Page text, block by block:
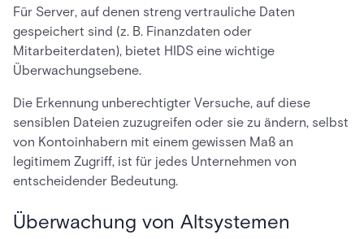
Für Server, auf denen streng vertrauliche Daten
gespeichert sind (z. B. Finanzdaten oder
Mitarbeiterdaten), bietet HIDS eine wichtige
Überwachungsebene.
Die Erkennung unberechtigter Versuche, auf diese
sensiblen Dateien zuzugreifen oder sie zu ändern, selbst
von Kontoinhabern mit einem gewissen Maß an
legitimem Zugriff, ist für jedes Unternehmen von
entscheidender Bedeutung.
Überwachung von Altsystemen